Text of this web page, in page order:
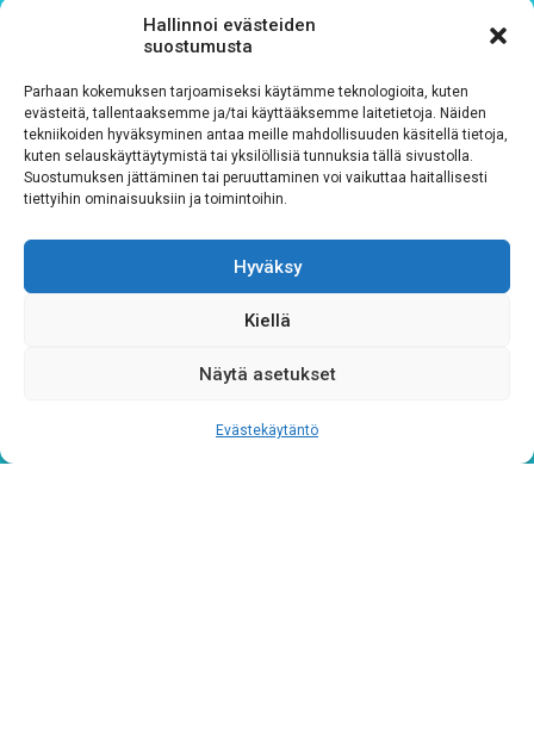
Hallinnoi evästeiden
suostumusta
Parhaan kokemuksen tarjoamiseksi käytämme teknologioita, kuten
evästeitä, tallentaaksemme ja/tai käyttääksemme laitetietoja. Näiden
tekniikoiden hyväksyminen antaa meille mahdollisuuden käsitellä tietoja,
kuten selauskäyttäytymistä tai yksilöllisiä tunnuksia tällä sivustolla.
Suostumuksen jättäminen tai peruuttaminen voi vaikuttaa haitallisesti
tiettyihin ominaisuuksiin ja toimintoihin.
Hyväksy
Kiellä
Näytä asetukset
Evästekäytäntö
CAPTCHA